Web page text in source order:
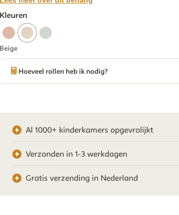
Kleuren
Beige
Hoeveel rollen heb ik nodig?
Al 1000+ kinderkamers opgevrolijkt
Verzonden in 1-3 werkdagen
Gratis verzending in Nederland